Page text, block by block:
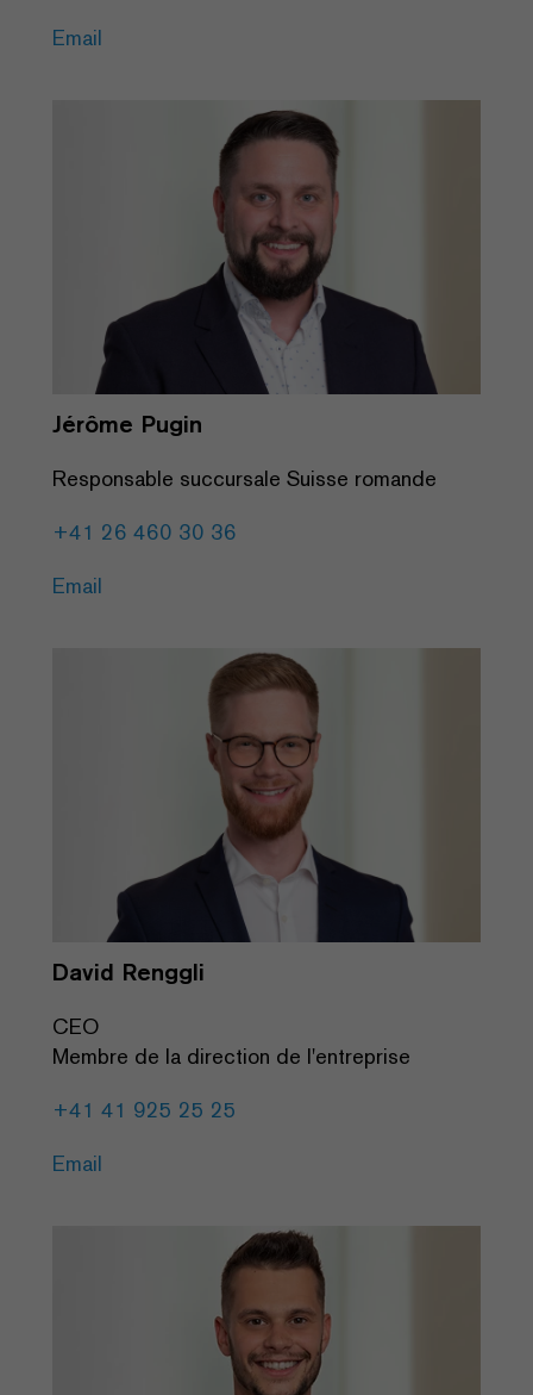
Email
Jérôme Pugin
Responsable succursale Suisse romande
+41 26 460 30 36
Email
David Renggli
CEO
Membre de la direction de l'entreprise
+41 41 925 25 25
Email